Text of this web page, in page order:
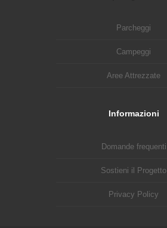
Parcheggi
Campeggi
Aree Attrezzate
Informazioni
Domande frequenti
Sostieni il Progetto
Privacy Policy